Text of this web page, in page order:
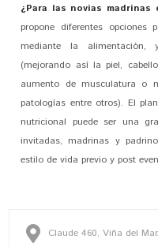
¿Para las novias
propone diferentes
mediante la
(mejorando así la piel,
aumento de musculatura o
patologías entre otros). El
nutricional puede ser una
invitadas, madrinas y
estilo de vida previo y post
Claude 460, Viña del